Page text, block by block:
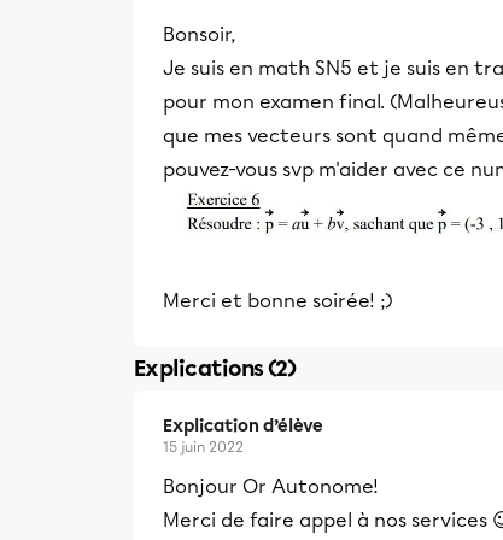
Bonsoir,
Je suis en math SN5 et je suis en
pour mon examen final.
que mes vecteurs sont quand
pouvez-vous svp m'aider avec ce
Merci et bonne soirée! ;)
Explications (2)
Explication d’élève
15 juin 2022
Bonjour Or Autonome!
Merci de faire appel à nos services